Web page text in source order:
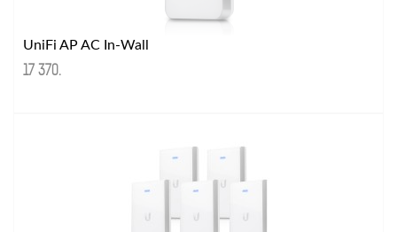
UniFi AP AC In-Wall
17 370.